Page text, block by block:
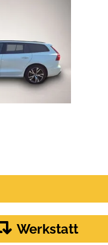
Werkstatt